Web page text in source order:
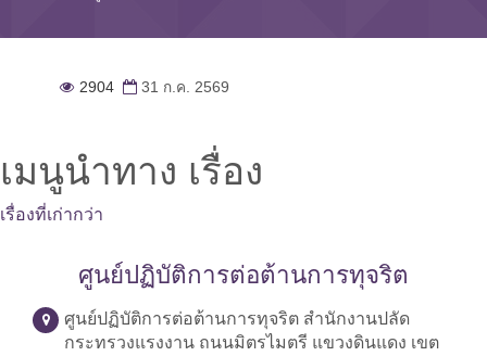
2904 31 ก.ค. 2569
เมนูนำทาง เรื่อง
เรื่องที่เก่ากว่า
ศูนย์ปฏิบัติการต่อต้านการทุจริต
ศูนย์ปฏิบัติการต่อต้านการทุจริต สำนักงานปลัด
กระทรวงแรงงาน ถนนมิตรไมตรี แขวงดินแดง เขต